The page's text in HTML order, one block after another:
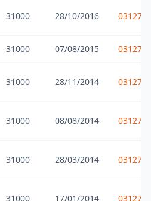
31000 28/10/2016
31000 07/08/2015
31000 28/11/2014
31000 08/08/2014
31000 28/03/2014
31000 17/01/2014